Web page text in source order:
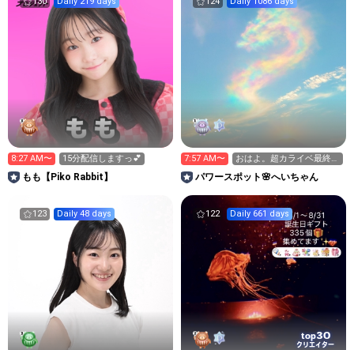
8:27 AM〜 15分配信しますっ💕
もも【Piko Rabbit】
7:57 AM〜
おはよ。超カライベ最終
日‼️
パワースポット🌸へいちゃん
123 Daily 48 days 122 Daily 661 days
top30
クリエイター